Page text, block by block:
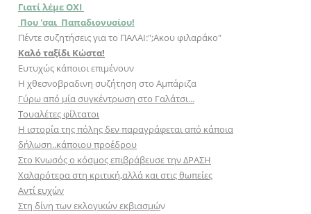
Γιατί λέμε ΟΧΙ
Που 'σαι Παπαδιονυσίου!
Πέντε συζητήσεις για το ΠΑΛΑΙ:";Aκου φιλαράκο"
Καλό ταξίδι Κώστα!
Ευτυχώς κάποιοι επιμένουν
Η χθεσνοβραδινη συζήτηση στο Αμπάριζα
Γύρω από μία συγκέντρωση στο Γαλάτσι...
Τουαλέτες φίλτατοι
Η ιστορία της πόλης δεν παραγράφεται από κάποια
δήλωση..κάποιου προέδρου
Στο Κνωσός ο κόσμος επιβράβευσε την ΔΡΑΣΗ
Χαλαρότερα στη κριτική,αλλά και στις θωπείες
Αντί ευχών
Στη δίνη των εκλογικών εκβιασμών